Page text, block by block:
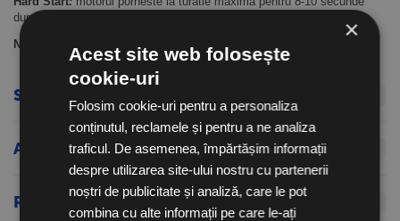
dupa care revine la turatia setata prin potentiometru
Normal Start
: motorul porneste la turatia setata.
Specificatii tehnice
Atașamente
Recenzii produs
×
Acest site web folosește
cookie-uri
Folosim cookie-uri pentru a personaliza
conținutul, reclamele și pentru a ne analiza
traficul. De asemenea, împărtășim informații
despre utilizarea site-ului nostru cu partenerii
noștri de publicitate și analiză, care le pot
combina cu alte informații pe care le-ați